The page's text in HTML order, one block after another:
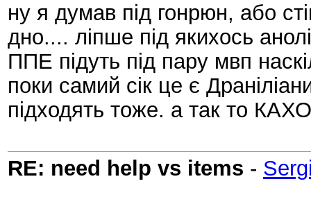
ну я думав під гонрюн, або
дно.... ліпше під якихось
ППЕ підуть під пару мвп
поки самий сік це є
підходять тоже. а так то
RE: need help vs items -